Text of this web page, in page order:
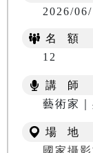
2026/
名 額
12
講 師
藝術家
場 地